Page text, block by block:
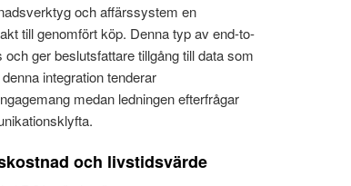
och affärssystem en
till genomfört köp. Denna typ av end-to-
ger beslutsfattare tillgång till data som
integration tenderar
medan ledningen efterfrågar
och livstidsvärde